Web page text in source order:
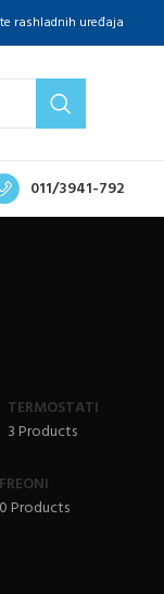
rashladnih uređaja
011/3941-792
TERMOSTATI
3 Products
FREONI
0 Products